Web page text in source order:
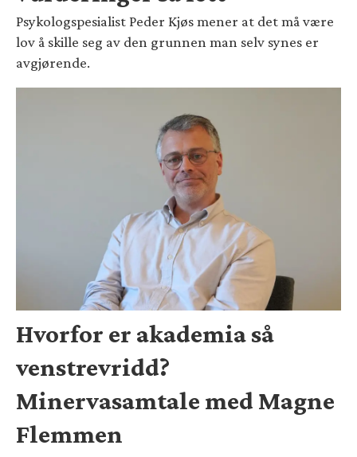
Psykologspesialist Peder Kjøs mener at det må være
lov å skille seg av den grunnen man selv synes er
avgjørende.
Hvorfor er akademia så
venstrevridd?
Minervasamtale med Magne
Flemmen